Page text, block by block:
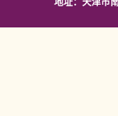
地址：天津市